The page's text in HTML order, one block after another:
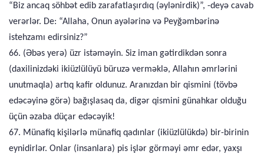
“Biz ancaq söhbət edib zarafatlaşırdıq (əylənirdik)”, -deyə cavab
verərlər. De: “Allaha, Onun ayələrinə və Peyğəmbərinə
istehzamı edirsiniz?”
66. (Əbəs yerə) üzr istəməyin. Siz iman gətirdikdən sonra
(daxilinizdəki ikiüzlülüyü büruzə verməklə, Allahın əmrlərini
unutmaqla) artıq kafir oldunuz. Aranızdan bir qismini (tövbə
edəcəyinə görə) bağışlasaq da, digər qismini günahkar olduğu
üçün əzaba düçar edəcəyik!
67. Münafiq kişilərlə münafiq qadınlar (ikiüzlülükdə) bir-birinin
eynidirlər. Onlar (insanlara) pis işlər görməyi əmr edər, yaxşı